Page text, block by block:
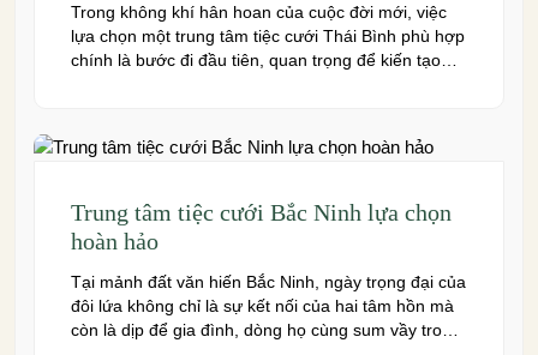
Trong không khí hân hoan của cuộc đời mới, việc
lựa chọn một trung tâm tiệc cưới Thái Bình phù hợp
chính là bước đi đầu tiên, quan trọng để kiến tạo
Trung tâm tiệc cưới Bắc Ninh lựa chọn
hoàn hảo
Tại mảnh đất văn hiến Bắc Ninh, ngày trọng đại của
đôi lứa không chỉ là sự kết nối của hai tâm hồn mà
còn là dịp để gia đình, dòng họ cùng sum vầy trong